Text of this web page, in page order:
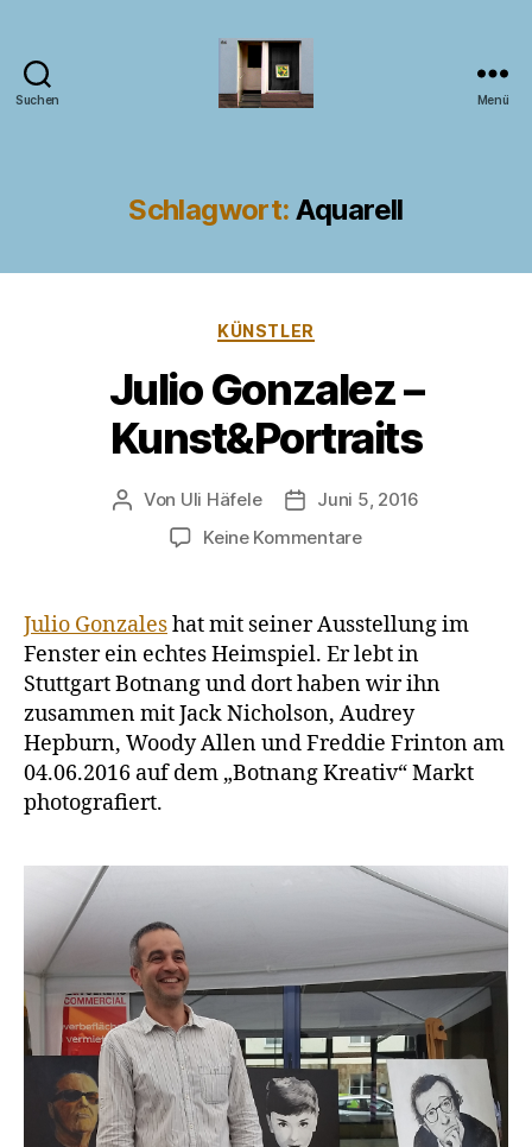
Suchen Menü
Schlagwort: Aquarell
Kategorien
KÜNSTLER
Julio Gonzalez –
Kunst&Portraits
Beitragsautor
Von Uli Häfele Veröffentlichungsdatum
Juni 5, 2016
Keine Kommentarezu
–
Kunst&Portraits
Julio Gonzaleshat mit seiner Ausstellung im
Fenster ein echtes Heimspiel. Er lebt in
Stuttgart Botnang und dort haben wir ihn
zusammen mit Jack Nicholson, Audrey
Hepburn, Woody Allenund Freddie Frinton am
04.06.2016 auf dem „Botnang Kreativ“ Markt
photografiert.